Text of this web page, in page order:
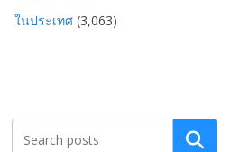
ในประเทศ (3,063)
Search